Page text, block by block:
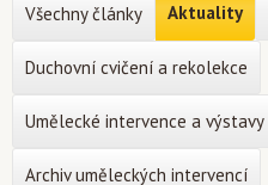
Všechny články Aktuality
Duchovní cvičení a rekolekce
Umělecké intervence a výstavy
Archiv uměleckých intervencí